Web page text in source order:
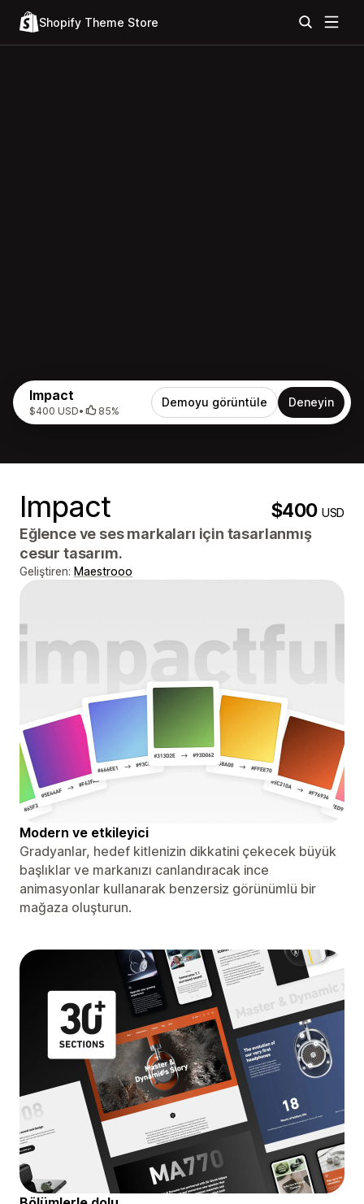
Shopify Theme Store
Impact
$400 USD• 85%
Demoyu görüntüle Deneyin
Impact $400USD
Eğlence ve ses markaları için tasarlanmış
cesur tasarım.
Geliştiren: Maestrooo
Modern ve etkileyici
Gradyanlar, hedef kitlenizin dikkatini çekecek büyük
başlıklar ve markanızı canlandıracak ince
animasyonlar kullanarak benzersiz görünümlü bir
mağaza oluşturun.